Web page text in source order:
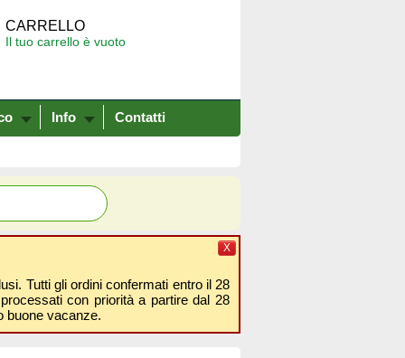
CARRELLO
Il tuo carrello è vuoto
Info Contatti
Tutti gli ordini confermati entro il 28
con priorità a partire dal 28
buone vacanze.
X